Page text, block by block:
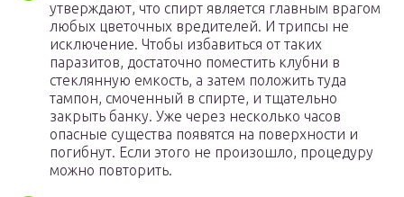
утверждают, что спирт является главным врагом
любых цветочных вредителей. И трипсы не
исключение. Чтобы избавиться от таких
паразитов, достаточно поместить клубни в
стеклянную емкость, а затем положить туда
тампон, смоченный в спирте, и тщательно
закрыть банку. Уже через несколько часов
опасные существа появятся на поверхности и
погибнут. Если этого не произошло, процедуру
можно повторить.